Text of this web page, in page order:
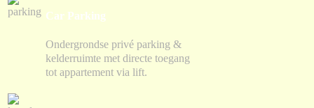
Car Parking
Ondergrondse privé parking &
kelderruimte met directe toegang
tot appartement via lift.